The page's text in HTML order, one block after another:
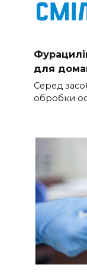
для
Серед
обробки